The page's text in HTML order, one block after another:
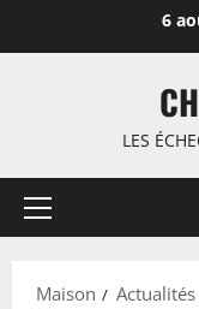
6
LES
Menu
Maison
Actualités